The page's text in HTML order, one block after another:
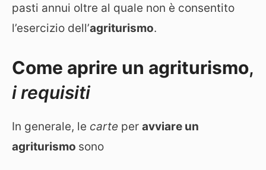
pasti annui oltre al quale non è consentito
l’esercizio dell’agriturismo.
Come aprire un agriturismo,
i requisiti
In generale, le carte per avviare un
agriturismo sono